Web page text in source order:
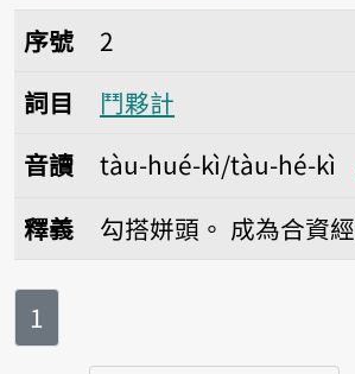
序號2鬥夥計
序號
2
詞目
鬥夥計
音讀
tàu-hué-kì/tàu-hé-kì
釋義 勾搭姘頭。 成為合資
第
1